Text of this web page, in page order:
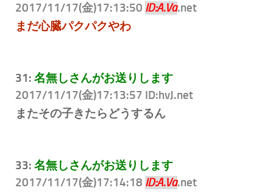
2017/11/17(金)17:13:50 ID:A.Va.net
まだ心臓パクパクやわ
31: 名無しさんがお送りします
2017/11/17(金)17:13:57 ID:hvJ.net
またその子きたらどうするん
33: 名無しさんがお送りします
2017/11/17(金)17:14:18 ID:A.Va.net